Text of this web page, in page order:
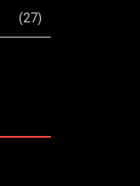
(27)